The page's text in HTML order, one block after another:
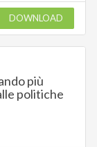
DOWNLOAD
più
politiche